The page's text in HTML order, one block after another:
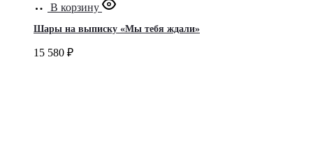
В корзину
Шары на выписку «Мы тебя ждали»
15 580 ₽